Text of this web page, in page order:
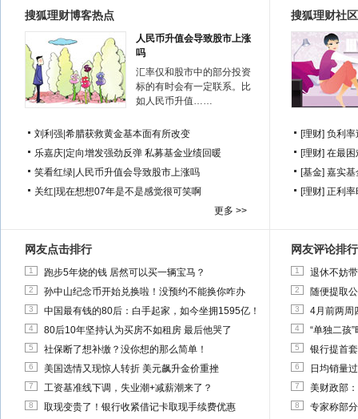
搜狐理财博客热点
人民币升值会导致股市上涨
吗
汇率仅和股市中的部分投资
标的有时会有一定联系。比
如人民币升值……
刘利强 希腊获救黄金基本面有所改变
乐嘉庆 定向增发强劲反弹 私募基金业绩回暖
笑看红绿 人民币升值会导致股市上涨吗
关红 现在想想07年是不是感觉很可笑啊
更多 >>
搜狐理财社
[理财] 负利率
[理财] 在最困
[基金] 嘉实基
[理财] 正利率
网友点击排行
1 跑步5年烧的钱 居然可以买一辆宝马？
2 孙中山纪念币开始兑换啦！没预约不能换你咋办
3 中国最有钱的80后：白手起家，如今坐拥1595亿！
4 80后10年坚持认为买房不如租房 最后他哭了
5 社保断了想补缴？没你想的那么简单！
6 美国选情又现惊人转折 美元飙升金价重挫
7 工资基准线下调，失业潮+减薪潮来了？
8 取现变贵了！银行收紧借记卡取现手续费优惠
网友评论排行
1 退休不妨
2 随便提取
3 4月前两周
4 “单独二孩
5 银行提首
6 日均销量
7 美财政部
8 专家称部